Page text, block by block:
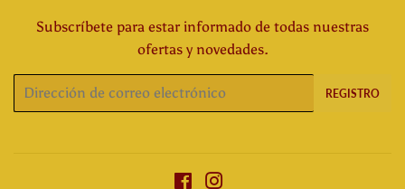
Subscríbete para estar informado de todas nuestras
ofertas y novedades.
Correo
REGISTRO
Facebook